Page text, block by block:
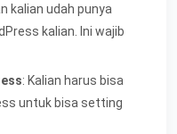
kalian udah punya
kalian. Ini wajib
: Kalian harus bisa
untuk bisa setting